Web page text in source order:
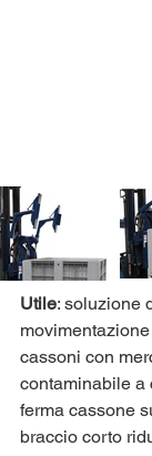
Utile: soluzione
cassoni con
contaminabile a
ferma cassone
braccio corto